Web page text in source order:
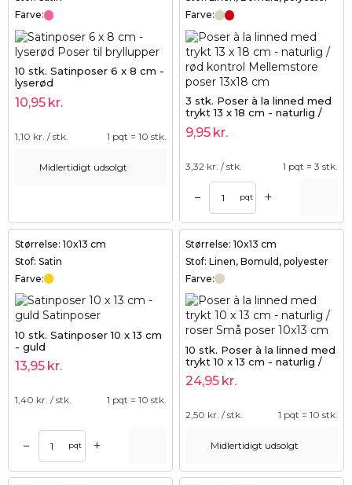
Farve:
10 stk. Satinposer 6 x 8 cm -
lyserød
10,95 kr.
1,10 kr. / stk. 1 pqt = 10 stk.
Midlertidigt udsolgt
Farve:
3 stk. Poser à la linned med
trykt 13 x 18 cm - naturlig /
rød kontrol
9,95 kr.
3,32 kr. / stk. 1 pqt = 3 stk.
– pqt +
Størrelse: 10x13 cm
Stof: Satin
Farve:
10 stk. Satinposer 10 x 13 cm
- guld
13,95 kr.
1,40 kr. / stk. 1 pqt = 10 stk.
– pqt +
Størrelse: 10x13 cm
Stof: Linen, Bomuld, polyester
Farve:
10 stk. Poser à la linned med
trykt 10 x 13 cm - naturlig /
roser
24,95 kr.
2,50 kr. / stk. 1 pqt = 10 stk.
Midlertidigt udsolgt